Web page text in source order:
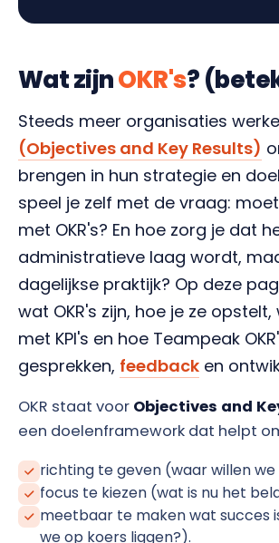
Wat zijnOKR's?
Steeds meer organisaties
(Objectives and Key Results)
brengen in hun strategie en
speel je zelf met de vraag:
met OKR's? En hoe zorg je dat
administratieve laag wordt,
dagelijkse praktijk? Op deze
wat OKR's zijn, hoe je ze
met KPI's en hoe Teampeak
gesprekken, feedback en
OKR staat voor Objectives and
een doelenframework dat helpt
richting te geven (waar willen
focus te kiezen (wat is nu het
meetbaar te maken wat succes
we op koers liggen?).